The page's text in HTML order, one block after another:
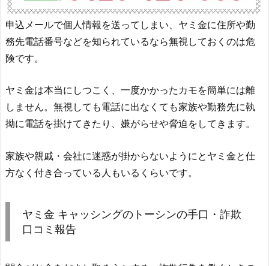
申込メールで個人情報を送ってしまい、ヤミ金に住所や勤
務先電話番号などを知られているなら無視しておくのは危
険です。
ヤミ金は本当にしつこく、一度かかったカモを簡単には離
しません。無視しても電話に出なくても家族や勤務先に執
拗に電話を掛けてきたり、嫌がらせや脅迫をしてきます。
家族や親戚・会社に迷惑が掛からないようにとヤミ金と仕
方なく付き合っている人もいるくらいです。
ヤミ金 キャッシングのトーシンの手口・詐欺
口コミ報告